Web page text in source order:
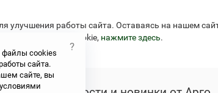
улучшения работы сайта. Оставаясь на нашем
файлов cookie, нажмите здесь.
cookies
сайта.
сайте, вы
?